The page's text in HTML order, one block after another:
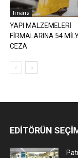
Finans
YAPI MALZEMELERİ
FİRMALARINA 54
CEZA
EDİTÖRÜN